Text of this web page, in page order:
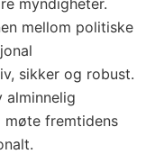
myndigheter.
mellom politiske
sikker og robust.
alminnelig
fremtidens